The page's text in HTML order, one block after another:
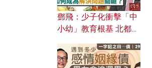
鄧飛：少子化衝擊「中
小幼」教育根基 北都如